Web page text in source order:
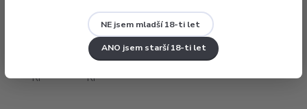
NE jsem mladší 18-ti let
ANO jsem starší 18-ti let